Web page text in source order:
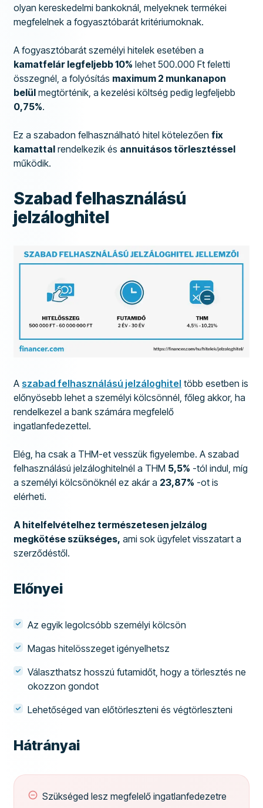
olyan kereskedelmi bankoknál, melyeknek termékei
megfelelnek a fogyasztóbarát kritériumoknak.
A fogyasztóbarát személyi hitelek esetében a
kamatfelár legfeljebb 10% lehet 500.000 Ft feletti
összegnél, a folyósítás maximum 2 munkanapon
belül megtörténik, a kezelési költség pedig legfeljebb
0,75%.
Ez a szabadon felhasználható hitel kötelezőenfix
kamattal rendelkezik és annuitásos törlesztéssel
működik.
Szabad felhasználású
jelzáloghitel
A szabad felhasználású jelzáloghitel több esetben is
előnyösebb lehet a személyi kölcsönnél, főleg akkor, ha
rendelkezel a bank számára megfelelő
ingatlanfedezettel.
Elég, ha csak a THM-et vesszük figyelembe. A szabad
felhasználású jelzáloghitelnél a THM 5,5% -tól indul, míg
a személyi kölcsönöknél ez akár a 23,87% -ot is
elérheti.
A hitelfelvételhez természetesen jelzálog
megkötése szükséges, ami sok ügyfelet visszatart a
szerződéstől.
Előnyei
Az egyik legolcsóbb személyi kölcsön
Magas hitelösszeget igényelhetsz
Választhatsz hosszú futamidőt, hogy a törlesztés ne
okozzon gondot
Lehetőséged van előtörleszteni és végtörleszteni
Hátrányai
Szükséged lesz megfelelő ingatlanfedezetre